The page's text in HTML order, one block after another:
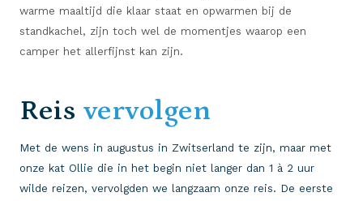
warme maaltijd die klaar staat en opwarmen bij de
standkachel, zijn toch wel de momentjes waarop een
camper het allerfijnst kan zijn.
Reis vervolgen
Met de wens in augustus in Zwitserland te zijn, maar met
onze kat Ollie die in het begin niet langer dan 1 à 2 uur
wilde reizen, vervolgden we langzaam onze reis. De eerste